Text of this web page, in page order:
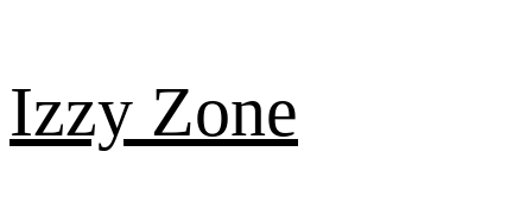
content
Izzy Zone